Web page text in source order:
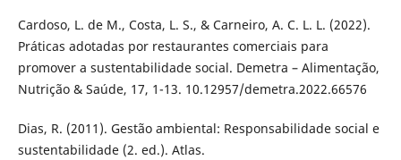
Cardoso, L. de M., Costa, L. S., & Carneiro, A. C. L. L. (2022).
Práticas adotadas por restaurantes comerciais para
promover a sustentabilidade social. Demetra – Alimentação,
Nutrição & Saúde, 17, 1-13. 10.12957/demetra.2022.66576
Dias, R. (2011). Gestão ambiental: Responsabilidade social e
sustentabilidade (2. ed.). Atlas.